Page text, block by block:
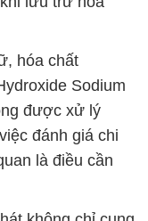
hóa chất
Sodium
được xử lý
đánh giá chi
là điều cần